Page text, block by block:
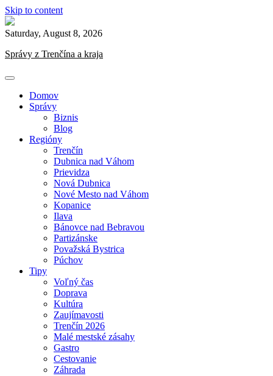
Skip to content
Saturday, August 8, 2026
Správy z Trenčína a kraja
Domov
Správy
Biznis
Blog
Regióny
Trenčín
Dubnica nad Váhom
Prievidza
Nová Dubnica
Nové Mesto nad Váhom
Kopanice
Ilava
Bánovce nad Bebravou
Partizánske
Považská Bystrica
Púchov
Tipy
Voľný čas
Doprava
Kultúra
Zaujímavosti
Trenčín 2026
Malé mestské zásahy
Gastro
Cestovanie
Záhrada